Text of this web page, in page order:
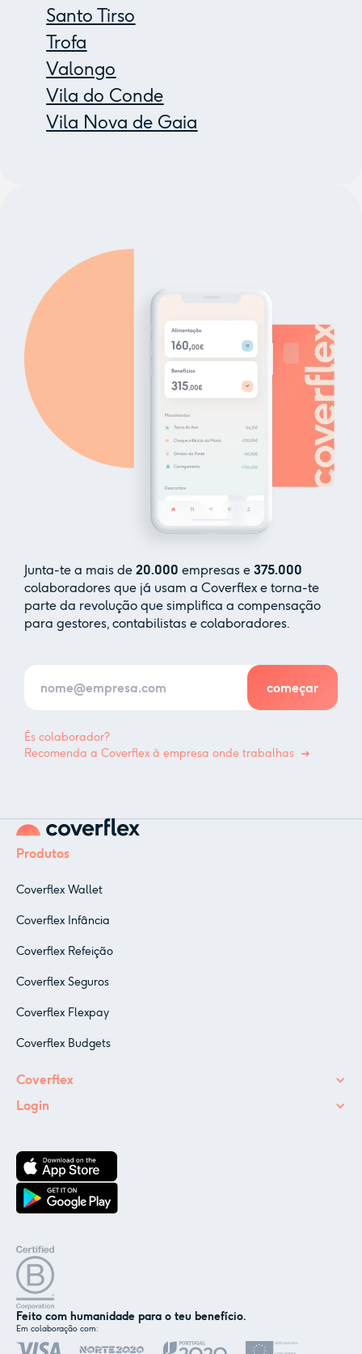
Santo Tirso
Trofa
Valongo
Vila do Conde
Vila Nova de Gaia
Junta-te a mais de 20.000 empresas e 375.000
colaboradores que já usam a Coverflex e torna-te
parte da revolução que simplifica a compensação
para gestores, contabilistas e colaboradores.
És colaborador?
Recomenda a Coverflex à empresa onde trabalhas
Produtos
Coverflex Wallet
Coverflex Infância
Coverflex Refeição
Coverflex Seguros
Coverflex Flexpay
Coverflex Budgets
Coverflex
Login
Feito com humanidade para o teu benefício.
Em colaboração com: